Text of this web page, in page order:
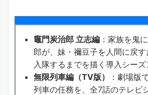
竈門炭治郎 立志編 ：家族を鬼
郎が、妹・禰豆子を人間に戻
入隊するまでを描く導入シーズ
無限列車編（TV版）
：劇場版
列車の任務を、全7話のテレビ